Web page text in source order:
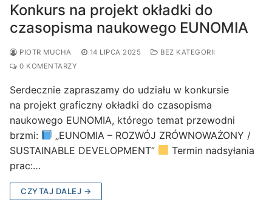
Konkurs na projekt okładki do
czasopisma naukowego EUNOMIA
PIOTR MUCHA 14 LIPCA 2025
BEZ KATEGORII
0 KOMENTARZY
Serdecznie zapraszamy do udziału w konkursie
na projekt graficzny okładki do czasopisma
naukowego EUNOMIA, którego temat przewodni
brzmi:
„EUNOMIA – ROZWÓJ ZRÓWNOWAŻONY /
SUSTAINABLE DEVELOPMENT”
Termin nadsyłania
prac:…
CZYTAJ DALEJ →